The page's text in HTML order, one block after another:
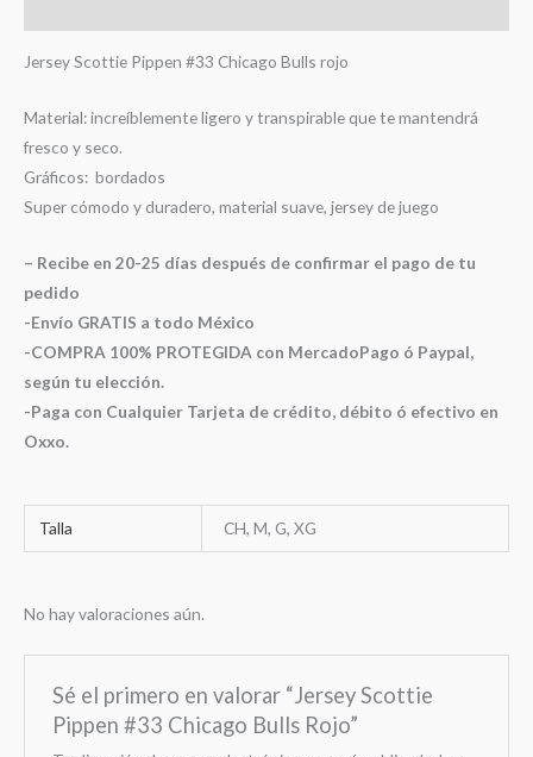
Jersey Scottie Pippen #33 Chicago Bulls rojo
Material: increíblemente ligero y transpirable que te mantendrá
fresco y seco.
Gráficos: bordados
Super cómodo y duradero, material suave, jersey de juego
– Recibe en 20-25 días después de confirmar el pago de tu
pedido
-Envío GRATIS a todo México
-COMPRA 100% PROTEGIDA con MercadoPago ó Paypal,
según tu elección.
-Paga con Cualquier Tarjeta de crédito, débito ó efectivo en
Oxxo.
Talla CH, M, G, XG
No hay valoraciones aún.
Sé el primero en valorar “Jersey Scottie
Pippen #33 Chicago Bulls Rojo”